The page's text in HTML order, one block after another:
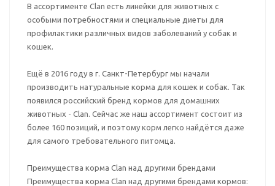
В ассортименте Clan есть линейки для животных с
особыми потребностями и специальные диеты для
профилактики различных видов заболеваний у собак и
кошек.
Ещё в 2016 году в г. Санкт-Петербург мы начали
производить натуральные корма для кошек и собак. Так
появился российский бренд кормов для домашних
животных - Clan. Сейчас же наш ассортимент состоит из
более 160 позиций, и поэтому корм легко найдётся даже
для самого требовательного питомца.
Преимущества корма Clan над другими брендами
Преимущества корма Clan над другими брендами кормов: